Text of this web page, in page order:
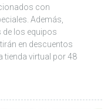
con
Además,
de los equipos
en descuentos
tienda virtual por 48